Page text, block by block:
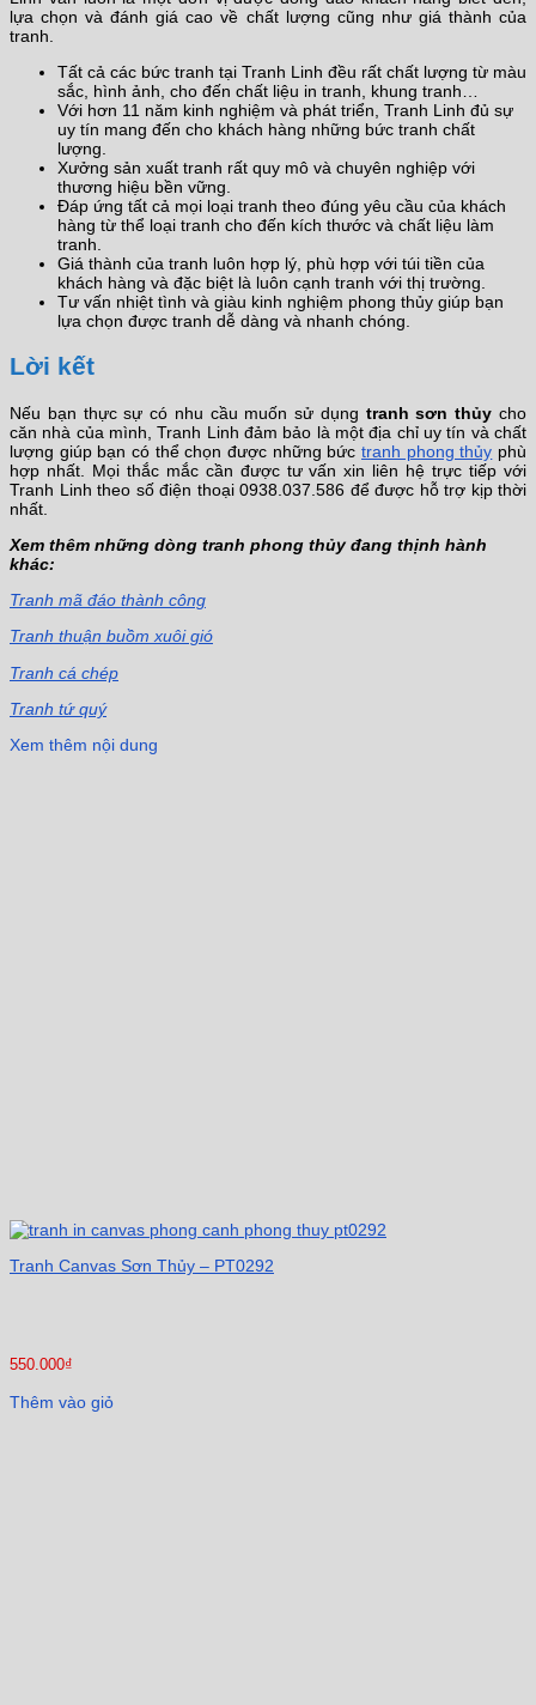
lựa chọn và đánh giá cao về chất lượng cũng như giá thành của
tranh.
Tất cả các bức tranh tại Tranh Linh đều rất chất lượng từ màu
sắc, hình ảnh, cho đến chất liệu in tranh, khung tranh…
Với hơn 11 năm kinh nghiệm và phát triển, Tranh Linh đủ sự
uy tín mang đến cho khách hàng những bức tranh chất
lượng.
Xưởng sản xuất tranh rất quy mô và chuyên nghiệp với
thương hiệu bền vững.
Đáp ứng tất cả mọi loại tranh theo đúng yêu cầu của khách
hàng từ thể loại tranh cho đến kích thước và chất liệu làm
tranh.
Giá thành của tranh luôn hợp lý, phù hợp với túi tiền của
khách hàng và đặc biệt là luôn cạnh tranh với thị trường.
Tư vấn nhiệt tình và giàu kinh nghiệm phong thủy giúp bạn
lựa chọn được tranh dễ dàng và nhanh chóng.
Lời kết
Nếu bạn thực sự có nhu cầu muốn sử dụng tranh sơn thủycho
căn nhà của mình, Tranh Linh đảm bảo là một địa chỉ uy tín và chất
lượng giúp bạn có thể chọn được những bức tranh phong thủy phù
hợp nhất. Mọi thắc mắc cần được tư vấn xin liên hệ trực tiếp với
Tranh Linh theo số điện thoại 0938.037.586 để được hỗ trợ kịp thời
nhất.
Xem thêm những dòng tranh phong thủy đang thịnh hành
khác:
Tranh mã đáo thành công
Tranh thuận buồm xuôi gió
Tranh cá chép
Tranh tứ quý
Xem thêm nội dung
Tranh Canvas Sơn Thủy – PT0292
550.000₫
Thêm vào giỏ